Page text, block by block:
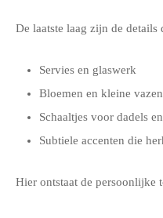
De laatste laag zijn de details
Servies en glaswerk
Bloemen en kleine vazen
Schaaltjes voor dadels
Subtiele accenten die
Hier ontstaat de persoonlijke